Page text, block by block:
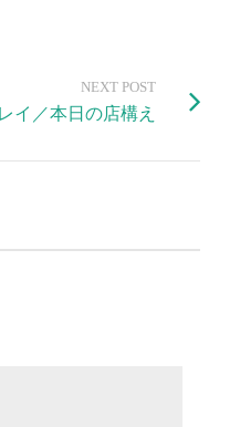
NEXT POST
イ／本日の店構え